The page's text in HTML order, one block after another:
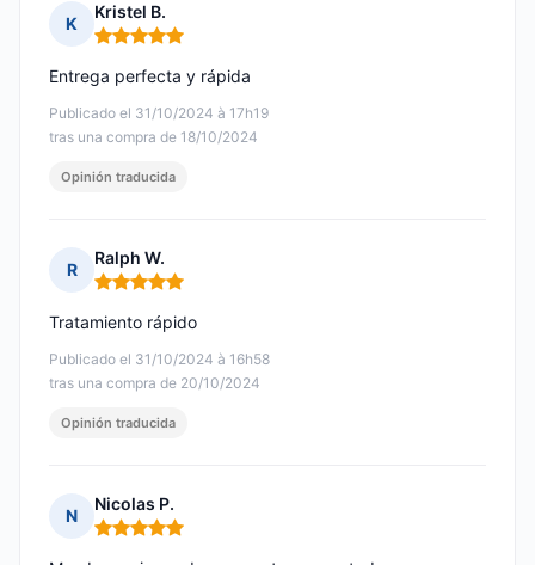
K
Kristel B.
Nota: 5 de 5
Publicado el 31/10/2024 à 17h19
tras una compra de 18/10/2024
Entrega perfecta y rápida
Opinión traducida
R
Ralph W.
Nota: 5 de 5
Publicado el 31/10/2024 à 16h58
tras una compra de 20/10/2024
Tratamiento rápido
Opinión traducida
N
Nicolas P.
Nota: 5 de 5